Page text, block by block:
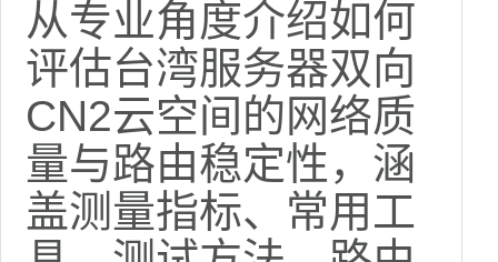
从专业角度介绍如何
评估台湾服务器双向
CN2云空间的网络质
量与路由稳定性，涵
盖测量指标、常用工